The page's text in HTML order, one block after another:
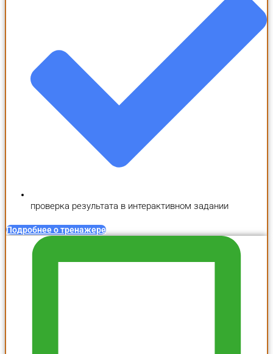
проверка результата в интерактивном задании
Подробнее о тренажере